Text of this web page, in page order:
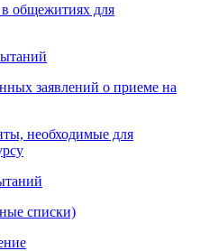
общежитиях для
заявлений о приеме на
необходимые для
списки)